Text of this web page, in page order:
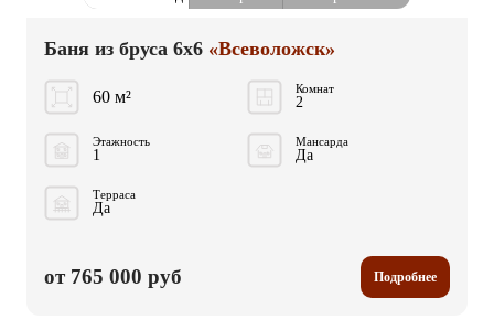
Баня из бруса 6x6 «Всеволожск»
60 м² Комнат
2
Этажность
1
Мансарда
Да
Терраса
Да
от 765 000 руб Подробнее